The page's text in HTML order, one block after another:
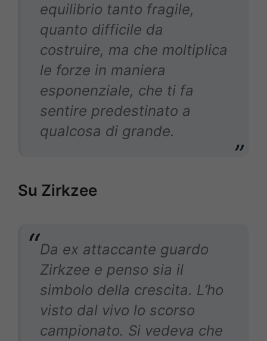
equilibrio tanto fragile,
quanto difficile da
costruire, ma che moltiplica
le forze in maniera
esponenziale, che ti fa
sentire predestinato a
qualcosa di grande.
Su Zirkzee
Da ex attaccante guardo
Zirkzee e penso sia il
simbolo della crescita. L’ho
visto dal vivo lo scorso
campionato. Si vedeva che